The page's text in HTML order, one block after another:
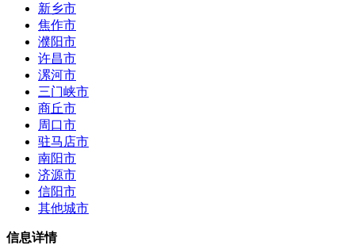
新乡市
焦作市
濮阳市
许昌市
漯河市
三门峡市
商丘市
周口市
驻马店市
南阳市
济源市
信阳市
其他城市
信息详情